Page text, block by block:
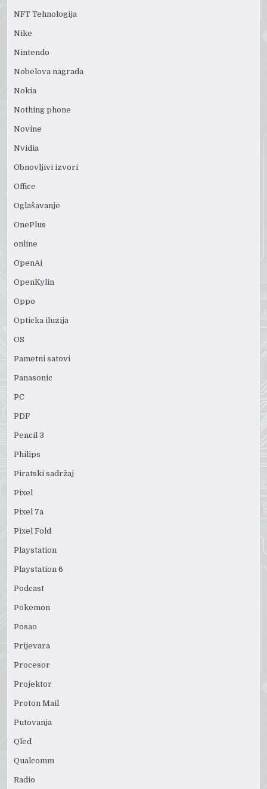
NFT Tehnologija
Nike
Nintendo
Nobelova nagrada
Nokia
Nothing phone
Novine
Nvidia
Obnovljivi izvori
Office
Oglašavanje
OnePlus
online
OpenAi
OpenKylin
Oppo
Opticka iluzija
OS
Pametni satovi
Panasonic
PC
PDF
Pencil 3
Philips
Piratski sadržaj
Pixel
Pixel 7a
Pixel Fold
Playstation
Playstation 6
Podcast
Pokemon
Posao
Prijevara
Procesor
Projektor
Proton Mail
Putovanja
Qled
Qualcomm
Radio